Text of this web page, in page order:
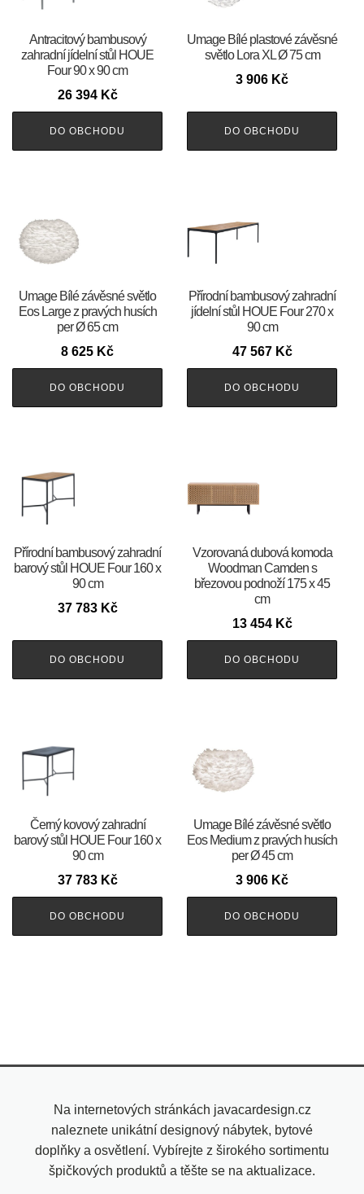
Antracitový bambusový
zahradní jídelní stůl HOUE
Four 90 x 90 cm
26 394 Kč
DO OBCHODU
Umage Bílé plastové závěsné
světlo Lora XL Ø 75 cm
3 906 Kč
DO OBCHODU
Umage Bílé závěsné světlo
Eos Large z pravých husích
per Ø 65 cm
8 625 Kč
DO OBCHODU
Přírodní bambusový zahradní
jídelní stůl HOUE Four 270 x
90 cm
47 567 Kč
DO OBCHODU
Přírodní bambusový zahradní
barový stůl HOUE Four 160 x
90 cm
37 783 Kč
DO OBCHODU
Vzorovaná dubová komoda
Woodman Camden s
březovou podnoží 175 x 45
cm
13 454 Kč
DO OBCHODU
Černý kovový zahradní
barový stůl HOUE Four 160 x
90 cm
37 783 Kč
DO OBCHODU
Umage Bílé závěsné světlo
Eos Medium z pravých husích
per Ø 45 cm
3 906 Kč
DO OBCHODU
Na internetových stránkách javacardesign.cz
naleznete unikátní designový nábytek, bytové
doplňky a osvětlení. Vybírejte z širokého sortimentu
špičkových produktů a těšte se na aktualizace.